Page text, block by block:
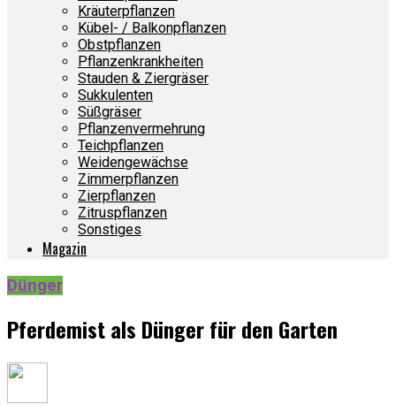
Kräuterpflanzen
Kübel- / Balkonpflanzen
Obstpflanzen
Pflanzenkrankheiten
Stauden & Ziergräser
Sukkulenten
Süßgräser
Pflanzenvermehrung
Teichpflanzen
Weidengewächse
Zimmerpflanzen
Zierpflanzen
Zitruspflanzen
Sonstiges
Magazin
Dünger
Pferdemist als Dünger für den Garten